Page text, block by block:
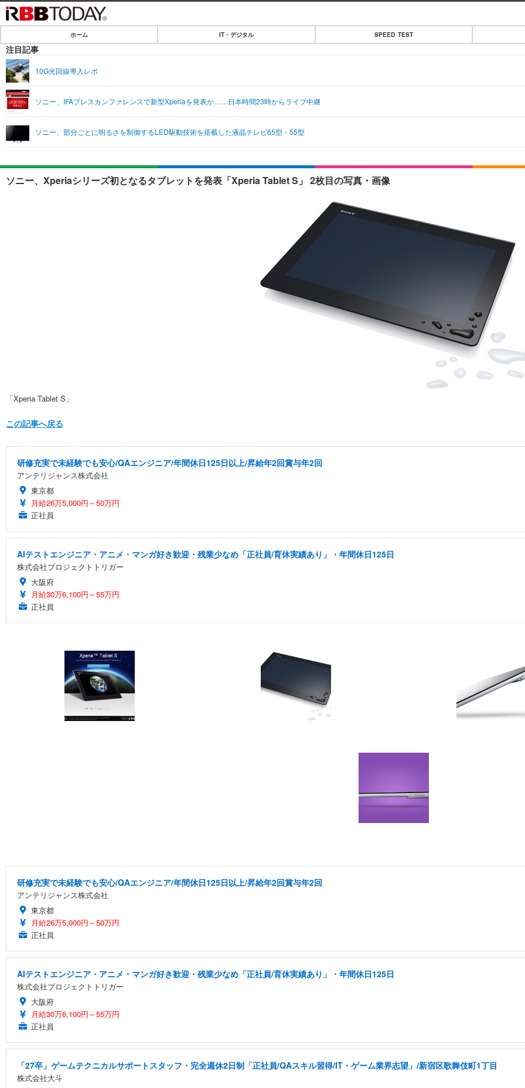
IT・デジタル
ショッピング
SPEED TEST
エンタメ
エンタメTOP
音楽
ライフ
ライフTOP
ペット
リリース一覧
ホーム IT・デジタル SPEED TEST
注目記事
10G光回線導入レポ
ソニー、IFAプレスカンファレンスで新型Xperiaを発表か……日本時間23時からライブ中継
ソニー、部分ごとに明るさを制御するLED駆動技術を搭載した液晶テレビ65型・55型
ソニー、Xperiaシリーズ初となるタブレットを発表「Xperia Tablet S」 2枚目の写真・画像
「Xperia Tablet S」
この記事へ戻る
研修充実で未経験でも安心/QAエンジニア/年間休日125日以上/昇給年2回賞与年2回
アンテリジャンス株式会社
東京都
月給26万5,000円～50万円
正社員
AIテストエンジニア・アニメ・マンガ好き歓迎・残業少なめ「正社員/育休実績あり」・年間休日125日
株式会社プロジェクトトリガー
大阪府
月給30万6,100円～55万円
正社員
研修充実で未経験でも安心/QAエンジニア/年間休日125日以上/昇給年2回賞与年2回
アンテリジャンス株式会社
東京都
月給26万5,000円～50万円
正社員
AIテストエンジニア・アニメ・マンガ好き歓迎・残業少なめ「正社員/育休実績あり」・年間休日125日
株式会社プロジェクトトリガー
大阪府
月給30万6,100円～55万円
正社員
「27卒」ゲームテクニカルサポートスタッフ・完全週休2日制「正社員/QAスキル習得/IT・ゲーム業界志望」/新宿区歌舞伎町1丁目
株式会社大斗